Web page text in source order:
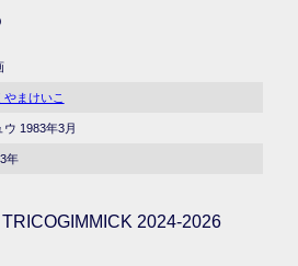
やまけいこ
ウ 1983年3月
年
2024-2026